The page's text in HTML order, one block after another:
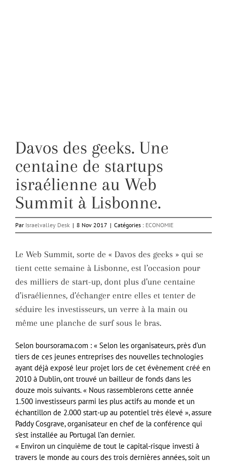
Davos des geeks. Une
centaine de startups
israélienne au Web
Summit à Lisbonne.
Par Israelvalley Desk | 8 Nov 2017 | Catégories : ECONOMIE
Le Web Summit, sorte de « Davos des geeks » qui se
tient cette semaine à Lisbonne, est l’occasion pour
des milliers de start-up, dont plus d’une centaine
d’israéliennes, d’échanger entre elles et tenter de
séduire les investisseurs, un verre à la main ou
même une planche de surf sous le bras.
Selon boursorama.com : « Selon les organisateurs, près d’un
tiers de ces jeunes entreprises des nouvelles technologies
ayant déjà exposé leur projet lors de cet évènement créé en
2010 à Dublin, ont trouvé un bailleur de fonds dans les
douze mois suivants. « Nous rassemblerons cette année
1.500 investisseurs parmi les plus actifs au monde et un
échantillon de 2.000 start-up au potentiel très élevé », assure
Paddy Cosgrave, organisateur en chef de la conférence qui
s’est installée au Portugal l’an dernier.
« Environ un cinquième de tout le capital-risque investi à
travers le monde au cours des trois dernières années, soit un